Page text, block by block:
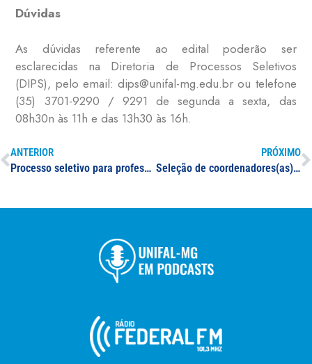
Dúvidas
As dúvidas referente ao edital poderão ser
esclarecidas na Diretoria de Processos Seletivos
(DIPS), pelo email: dips@unifal-mg.edu.br ou telefone
(35) 3701-9290 / 9291 de segunda a sexta, das
08h30n às 11h e das 13h30 às 16h.
ANTERIOR
Processo seletivo para professor(a) substituto(a) na área de Matemática
PRÓXIMO
Seleção de coordenadores(as) e tutores(as) do PET TECHSUS